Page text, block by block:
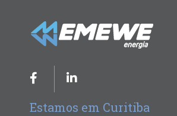
Estamos em Curitiba